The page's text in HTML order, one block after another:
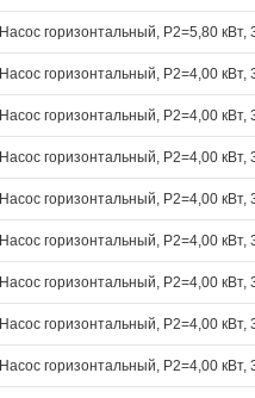
Насос горизонтальный, P2=5,80
Насос горизонтальный, P2=4,00
Насос горизонтальный, P2=4,00
Насос горизонтальный, P2=4,00
Насос горизонтальный, P2=4,00
Насос горизонтальный, P2=4,00
Насос горизонтальный, P2=4,00
Насос горизонтальный, P2=4,00
Насос горизонтальный, P2=4,00